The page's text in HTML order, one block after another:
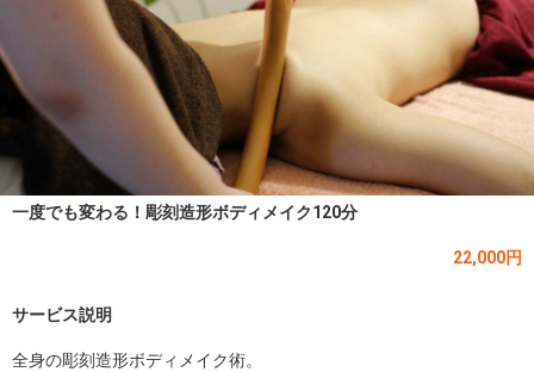
一度でも変わる！彫刻造形ボディメイク120分
22,000円
サービス説明
全身の彫刻造形ボディメイク術。